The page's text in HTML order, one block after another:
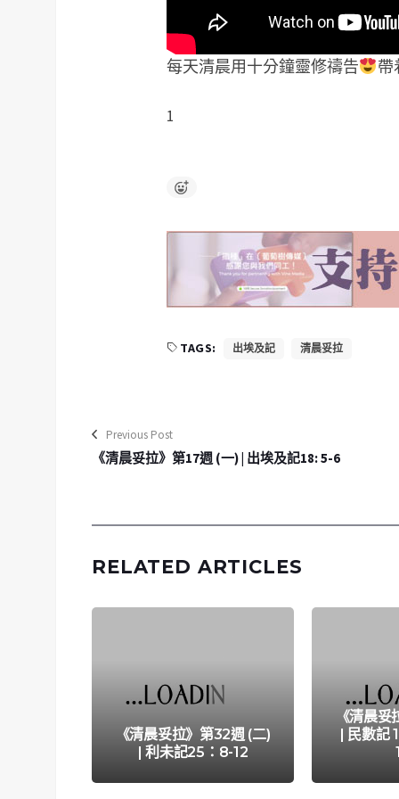
每天清晨用十分鐘靈修禱告 帶
1
TAGS: 出埃及記 清晨妥拉
Previous Post
《清晨妥拉》第17週 (一) | 出埃及記18: 5-6
RELATED ARTICLES
《清晨妥拉》第32週 (二)
| 利未記25：8-12
《清晨
| 民數記